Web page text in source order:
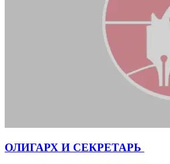
ОЛИГАРХ И СЕКРЕТАРЬ